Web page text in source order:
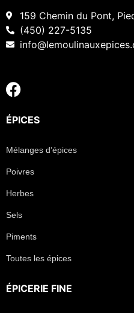
159 Chemin du Pont,
(450) 227-5135
ÉPICES
Mélanges d’épices
Poivres
Herbes
Sels
Piments
Toutes les épices
ÉPICERIE FINE